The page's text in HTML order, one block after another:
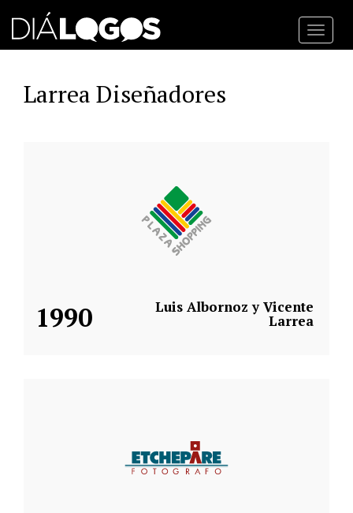
Larrea Diseñadores
1990 Luis Albornoz y Vicente
Larrea